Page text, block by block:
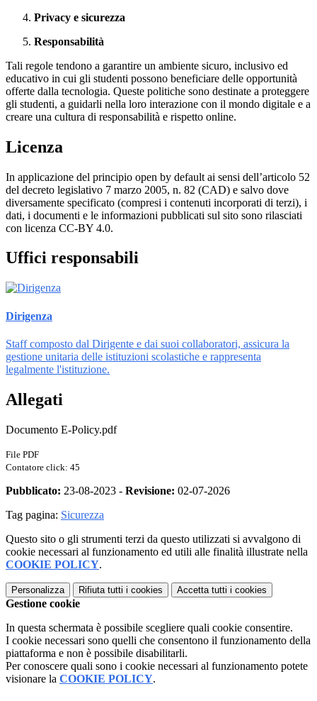
Privacy e sicurezza
Responsabilità
Tali regole tendono a garantire un ambiente sicuro, inclusivo ed
educativo in cui gli studenti possono beneficiare delle opportunità
offerte dalla tecnologia. Queste politiche sono destinate a proteggere
gli studenti, a guidarli nella loro interazione con il mondo digitale e a
creare una cultura di responsabilità e rispetto online.
Licenza
In applicazione del principio open by default ai sensi dell’articolo 52
del decreto legislativo 7 marzo 2005, n. 82 (CAD) e salvo dove
diversamente specificato (compresi i contenuti incorporati di terzi), i
dati, i documenti e le informazioni pubblicati sul sito sono rilasciati
con licenza CC-BY 4.0.
Uffici responsabili
Dirigenza
Staff composto dal Dirigente e dai suoi collaboratori, assicura la
gestione unitaria delle istituzioni scolastiche e rappresenta
legalmente l'istituzione.
Allegati
Documento E-Policy.pdf
File PDF
Contatore click: 45
Pubblicato: 23-08-2023 - Revisione: 02-07-2026
Tag pagina: Sicurezza
Questo sito o gli strumenti terzi da questo utilizzati si avvalgono di
cookie necessari al funzionamento ed utili alle finalità illustrate nella
COOKIE POLICY.
Personalizza Rifiuta tutti i cookies Accetta tutti i cookies
Gestione cookie
In questa schermata è possibile scegliere quali cookie consentire.
I cookie necessari sono quelli che consentono il funzionamento della
piattaforma e non è possibile disabilitarli.
Per conoscere quali sono i cookie necessari al funzionamento potete
visionare la COOKIE POLICY.